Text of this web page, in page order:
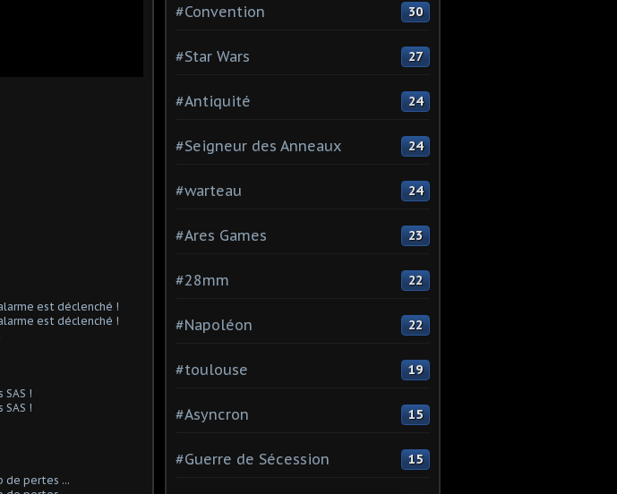
#Convention 30
#Star Wars 27
#Antiquité 24
#Seigneur des Anneaux 24
#warteau 24
#Ares Games 23
#28mm 22
#Napoléon 22
#toulouse 19
#Asyncron 15
#Guerre de Sécession 15